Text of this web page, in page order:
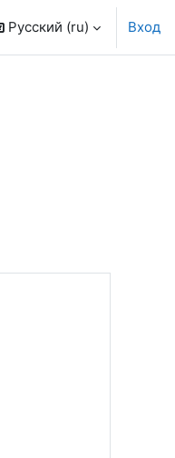
Русский ‎(ru)‎ Вход